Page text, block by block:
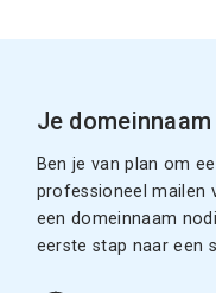
Je
Ben je van plan om
professioneel mailen
een domeinnaam
eerste stap naar een